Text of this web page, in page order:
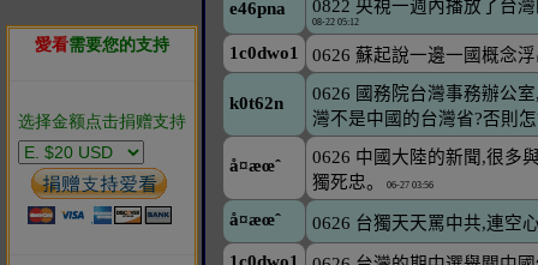
愛看需要您的支持
选择金额点击捐赠支持